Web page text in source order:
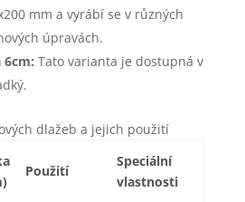
mm a vyrábí se v různých
úpravách.
6cm: Tato varianta je dostupná v
dlažeb a jejich použití
Použití
Speciální
vlastnosti